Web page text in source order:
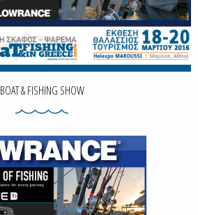
BOAT & FISHING SHOW